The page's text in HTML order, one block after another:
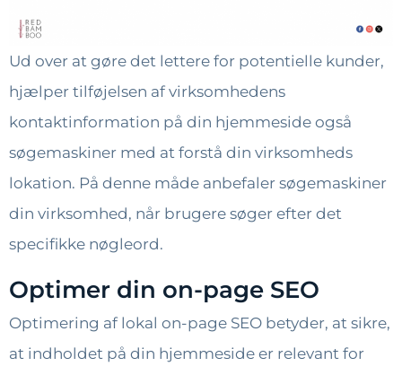
Ud over at gøre det lettere for potentielle kunder,
hjælper tilføjelsen af virksomhedens
kontaktinformation på din hjemmeside også
søgemaskiner med at forstå din virksomheds
lokation. På denne måde anbefaler søgemaskiner
din virksomhed, når brugere søger efter det
specifikke nøgleord.
Optimer din on-page SEO
Optimering af lokal on-page SEO betyder, at sikre,
at indholdet på din hjemmeside er relevant for